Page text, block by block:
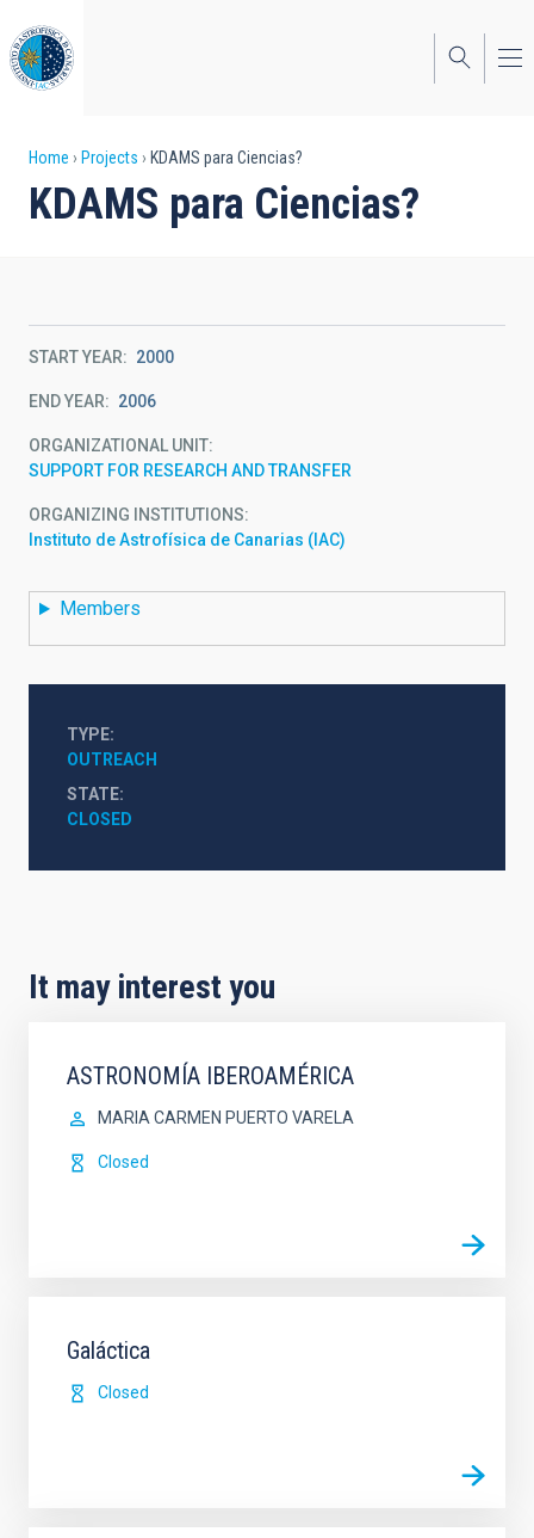
to
main
content
Breadcrumb
Home Projects KDAMS para Ciencias?
KDAMS para Ciencias?
START YEAR 2000
END YEAR 2006
ORGANIZATIONAL UNIT
SUPPORT FOR RESEARCH AND TRANSFER
ORGANIZING INSTITUTIONS
Instituto de Astrofísica de Canarias (IAC)
Members
TYPE
OUTREACH
STATE
CLOSED
It may interest you
ASTRONOMÍA IBEROAMÉRICA
MARIA CARMEN PUERTO VARELA
Closed
Galáctica
Closed